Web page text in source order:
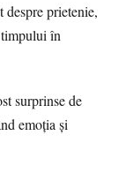
prietenie,
în
surprinse de
emoția și